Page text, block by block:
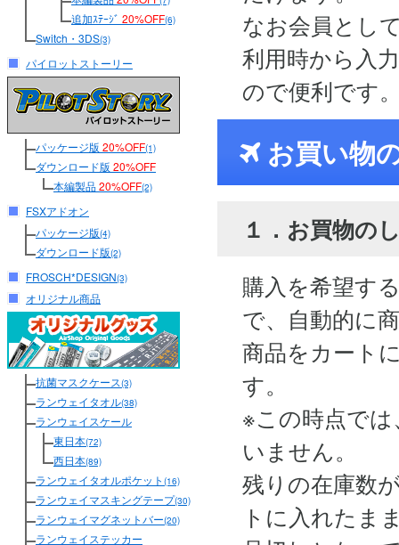
追加ｽﾃｰｼﾞ 20%OFF(6)
Switch・3DS(3)
パイロットストーリー
パッケージ版 20%OFF(1)
ダウンロード版 20%OFF
本編製品20%OFF(2)
FSXアドオン
パッケージ版(4)
ダウンロード版(2)
FROSCH*DESIGN(3)
オリジナル商品
抗菌マスクケース(3)
ランウェイタオル(38)
ランウェイスケール
東日本(72)
西日本(89)
ランウェイタオルポケット (16)
ランウェイマスキングテープ(30)
ランウェイマグネットバー(20)
ランウェイステッカー
なお会員とし
利用時から入
ので便利です
お買い物
１．お買物の
購入を希望す
で、自動的に
商品をカート
す。
※この時点で
いません。
残りの在庫数
トに入れたま